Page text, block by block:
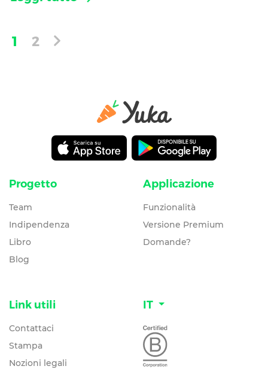
1 2
Progetto
Team
Indipendenza
Libro
Blog
Applicazione
Funzionalità
Versione Premium
Domande?
Link utili
Contattaci
Stampa
Nozioni legali
IT